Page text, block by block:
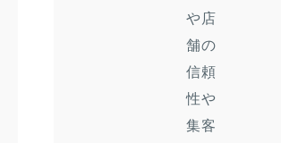
や店
舗の
信頼
性や
集客